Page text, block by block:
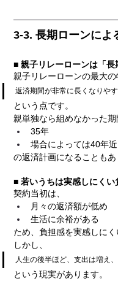
3-3. 長期ローンによ
■ 親子リレーローンは「長
親子リレーローンの最大の
返済期間が非常に長くなりや
という点です。
親単独なら組めなかった
35年
場合によっては40年近
の返済計画になることもあ
■ 若いうちは実感しにくい
契約当初は、
月々の返済額が低め
生活に余裕がある
ため、負担感を実感しにく
しかし、
人生の後半ほど、支出は増え
という現実があります。